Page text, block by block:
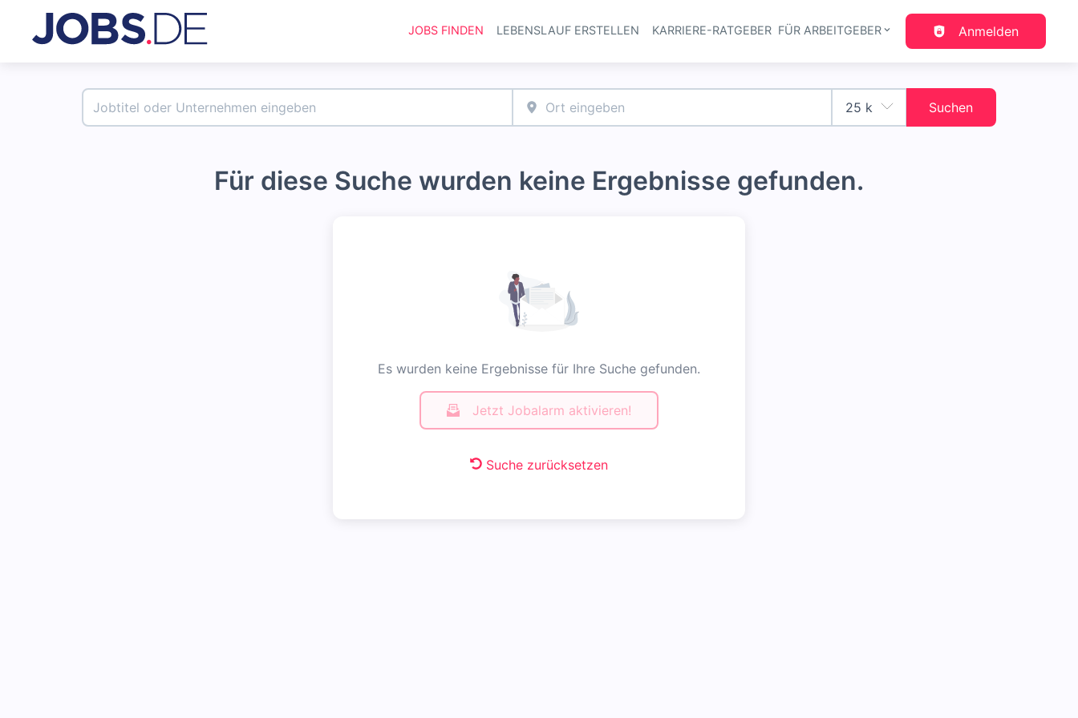
Haupt-Navigation
JOBS FINDEN LEBENSLAUF ERSTELLEN KARRIERE-RATGEBER FÜR ARBEITGEBER Anmelden
Suchen
Für diese Suche wurden keine Ergebnisse gefunden.
Es wurden keine Ergebnisse für Ihre Suche gefunden.
Jetzt Jobalarm aktivieren!
Suche zurücksetzen